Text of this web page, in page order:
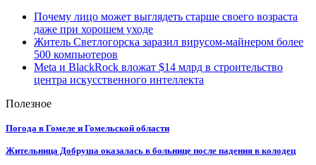
Почему лицо может выглядеть старше своего возраста
даже при хорошем уходе
Житель Светлогорска заразил вирусом-майнером более
500 компьютеров
Meta и BlackRock вложат $14 млрд в строительство
центра искусственного интеллекта
Полезное
Погода в Гомеле и Гомельской области
Жительница Добруша оказалась в больнице после падения в колодец